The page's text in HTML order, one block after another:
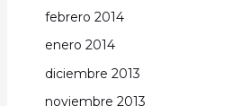
febrero 2014
enero 2014
diciembre 2013
noviembre 2013